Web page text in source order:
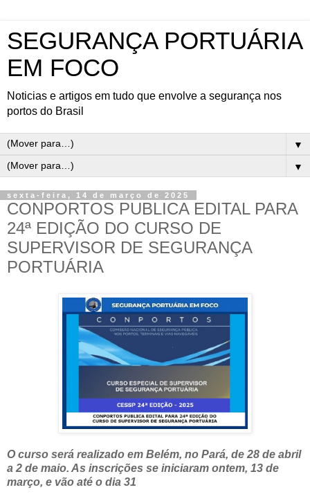
SEGURANÇA PORTUÁRIA
EM FOCO
Noticias e artigos em tudo que envolve a segurança nos
portos do Brasil
▼
▼
sexta-feira, 14 de março de 2025
CONPORTOS PUBLICA EDITAL PARA
24ª EDIÇÃO DO CURSO DE
SUPERVISOR DE SEGURANÇA
PORTUÁRIA
O curso será realizado em Belém, no Pará, de 28 de abril
a 2 de maio. As inscrições se iniciaram ontem, 13 de
março, e vão até o dia 31